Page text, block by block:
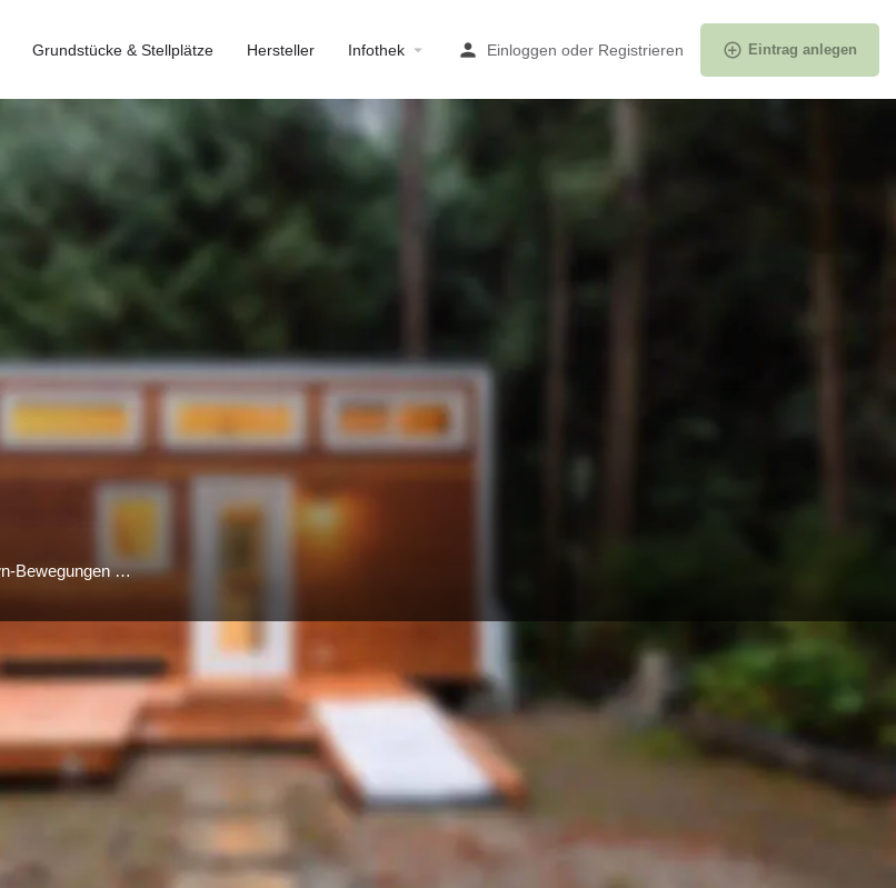
Grundstücke & Stellplätze Hersteller Infothek Einloggen oder Registrieren Eintrag anlegen
Wir möchten die Grundideen von Ecovillages und Transition-Town-Bewegungen mit der Tiny-House-Bewegung verknüpfen
Profil
Website merken teilen
Kontaktdaten